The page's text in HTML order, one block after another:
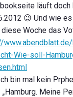
läuft
😉 Und wie
diese Woche das
Wie-soll-
bin mal kein
Meine